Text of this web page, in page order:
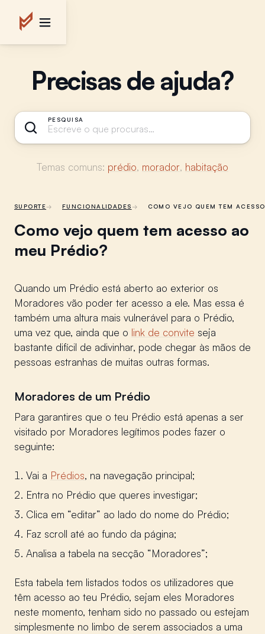
Precisas de ajuda?
PESQUISA
Temas comuns: prédio, morador, habitação
SUPORTE FUNCIONALIDADES COMO VEJO QUEM TEM
Como vejo quem tem acesso ao
meu Prédio?
Quando um Prédio está aberto ao exterior os
Moradores vão poder ter acesso a ele. Mas essa é
também uma altura mais vulnerável para o Prédio,
uma vez que, ainda que o link de convite seja
bastante difícil de adivinhar, pode chegar às mãos de
pessoas estranhas de muitas outras formas.
Moradores de um Prédio
Para garantires que o teu Prédio está apenas a ser
visitado por Moradores legítimos podes fazer o
seguinte:
Vai a Prédios, na navegação principal;
Entra no Prédio que queres investigar;
Clica em “editar” ao lado do nome do Prédio;
Faz scroll até ao fundo da página;
Analisa a tabela na secção “Moradores”;
Esta tabela tem listados todos os utilizadores que
têm acesso ao teu Prédio, sejam eles Moradores
neste momento, tenham sido no passado ou estejam
simplesmente no limbo de serem associados a uma